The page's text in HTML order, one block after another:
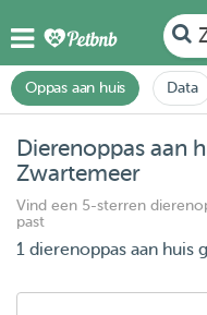
Oppas aan huis Data
Dierenoppas aan
Zwartemeer
Vind een 5-sterren
past
1 dierenoppas aan huis